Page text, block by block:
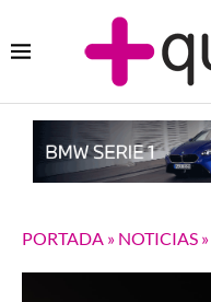
PORTADA » NOTICIAS »